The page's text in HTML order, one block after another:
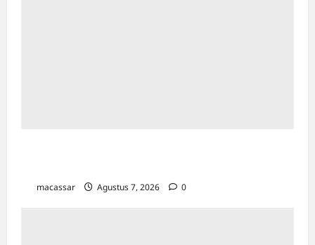
macassar Agustus 7, 2026 0